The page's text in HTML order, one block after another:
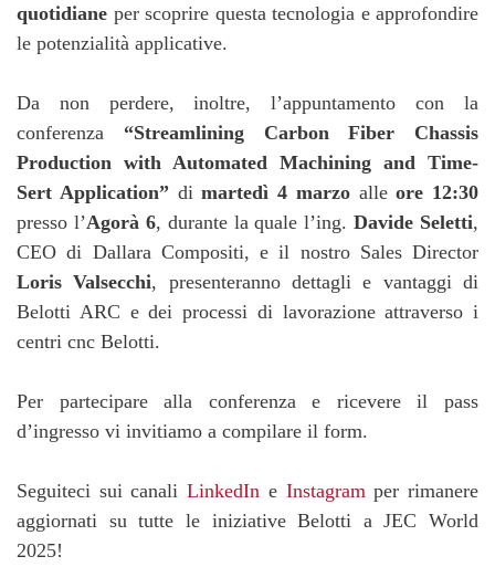
quotidiane per scoprire questa tecnologia e approfondire
le potenzialità applicative.
Da non perdere, inoltre, l’appuntamento con la
conferenza “Streamlining Carbon Fiber Chassis
Production with Automated Machining and Time-
Sert Application” dimartedì 4 marzo alleore 12:30
presso l’Agorà 6, durante la quale l’ing.Davide Seletti,
CEO di Dallara Compositi, e il nostro Sales Director
Loris Valsecchi, presenteranno dettagli e vantaggi di
Belotti ARC e dei processi di lavorazione attraverso i
centri cnc Belotti.
Per partecipare alla conferenza e ricevere il pass
d’ingresso vi invitiamo a compilare il form.
Seguiteci sui canaliLinkedIn e Instagram per rimanere
aggiornati su tutte le iniziative Belotti a JEC World
2025!